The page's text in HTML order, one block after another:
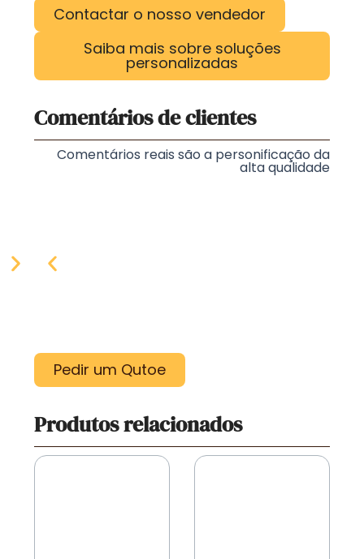
Contactar o nosso vendedor
Saiba mais sobre soluções
personalizadas
Comentários de clientes
Comentários reais são a personificação da
alta qualidade
Pedir um Qutoe
Produtos relacionados